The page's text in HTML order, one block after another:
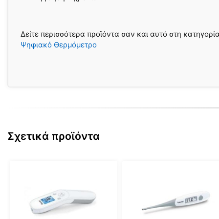
Δείτε περισσότερα προϊόντα σαν και αυτό στη
Ψηφιακό Θερμόμετρο
Σχετικά προϊόντα